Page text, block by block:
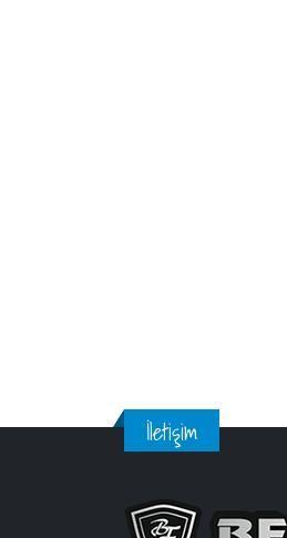
İletişim